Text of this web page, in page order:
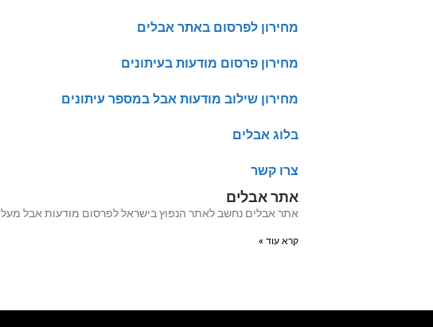
מחירון לפרסום באתר אבלים
מחירון פרסום מודעות בעיתונים
מחירון שילוב מודעות אבל במספר עיתונים
בלוג אבלים
צרו קשר
אתר אבלים
אתר אבלים נחשב לאתר הנפוץ בישראל לפרסום מודעות אבל מעל 20 שנה האתר עבר לאחרונה שדרוג מערכות על מנת שכל
קרא עוד »